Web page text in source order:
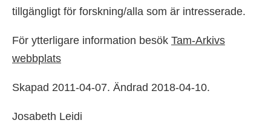
tillgängligt för forskning/alla som är intresserade.
För ytterligare information besök Tam-Arkivs
webbplats
Skapad 2011-04-07. Ändrad 2018-04-10.
Josabeth Leidi